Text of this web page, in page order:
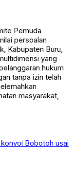
Pemuda
persoalan
Kabupaten Buru,
yang
hukum
tanpa izin telah
masyarakat,